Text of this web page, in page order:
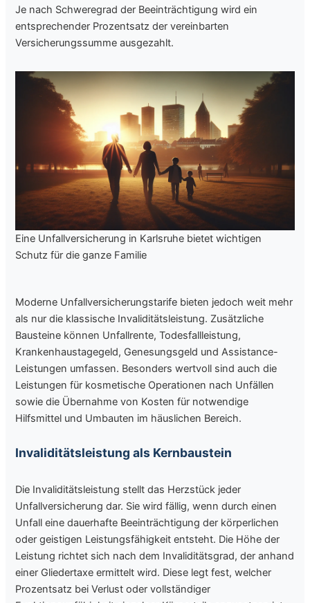
Je nach Schweregrad der Beeinträchtigung wird ein
entsprechender Prozentsatz der vereinbarten
Versicherungssumme ausgezahlt.
Eine Unfallversicherung in Karlsruhe bietet wichtigen
Schutz für die ganze Familie
Moderne Unfallversicherungstarife bieten jedoch weit mehr
als nur die klassische Invaliditätsleistung. Zusätzliche
Bausteine können Unfallrente, Todesfallleistung,
Krankenhaustagegeld, Genesungsgeld und Assistance-
Leistungen umfassen. Besonders wertvoll sind auch die
Leistungen für kosmetische Operationen nach Unfällen
sowie die Übernahme von Kosten für notwendige
Hilfsmittel und Umbauten im häuslichen Bereich.
Invaliditätsleistung als Kernbaustein
Die Invaliditätsleistung stellt das Herzstück jeder
Unfallversicherung dar. Sie wird fällig, wenn durch einen
Unfall eine dauerhafte Beeinträchtigung der körperlichen
oder geistigen Leistungsfähigkeit entsteht. Die Höhe der
Leistung richtet sich nach dem Invaliditätsgrad, der anhand
einer Gliedertaxe ermittelt wird. Diese legt fest, welcher
Prozentsatz bei Verlust oder vollständiger